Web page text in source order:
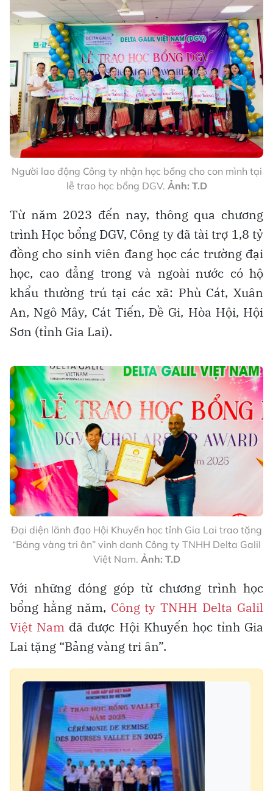
Người lao động Công ty nhận học bổng cho con mình tại
lễ trao học bổng DGV. Ảnh: T.D
Từ năm 2023 đến nay, thông qua chương
trình Học bổng DGV, Công ty đã tài trợ 1,8 tỷ
đồng cho sinh viên đang học các trường đại
học, cao đẳng trong và ngoài nước có hộ
khẩu thường trú tại các xã: Phù Cát, Xuân
An, Ngô Mây, Cát Tiến, Đề Gi, Hòa Hội, Hội
Sơn (tỉnh Gia Lai).
Đại diện lãnh đạo Hội Khuyến học tỉnh Gia Lai trao tặng
“Bảng vàng tri ân” vinh danh Công ty TNHH Delta Galil
Việt Nam. Ảnh: T.D
Với những đóng góp từ chương trình học
bổng hằng năm, Công ty TNHH Delta Galil
Việt Nam đã được Hội Khuyến học tỉnh Gia
Lai tặng “Bảng vàng tri ân”.